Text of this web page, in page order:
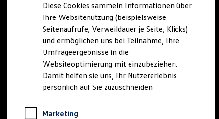
Behörden
Direktkunden
Sonderfahrzeuge
Anpfiff zum Gewinn
Elektromobilität
Elektroautos
ID. Tutorials
Elektrofahrzeugkonzepte
ID. EVERY1
Reichweite
Rekuperation
Diese Cookies sammeln Informationen über
Ihre Websitenutzung (beispielsweise
Seitenaufrufe, Verweildauer je Seite, Klicks)
und ermöglichen uns bei Teilnahme, Ihre
Umfrageergebnisse in die
Websiteoptimierung mit einzubeziehen.
Damit helfen sie uns, Ihr Nutzererlebnis
persönlich auf Sie zuzuschneiden.
Marketing